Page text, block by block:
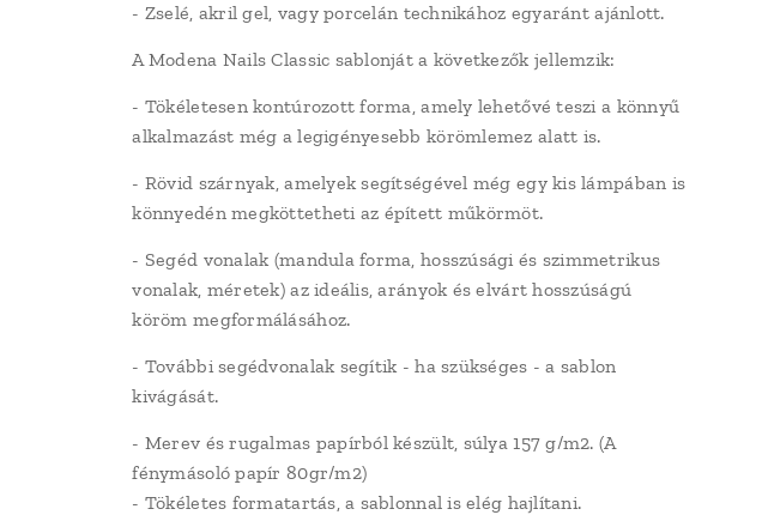
- Zselé, akril gel, vagy porcelán technikához egyaránt ajánlott.
A Modena Nails Classic sablonját a következők jellemzik:
- Tökéletesen kontúrozott forma, amely lehetővé teszi a könnyű
alkalmazást még a legigényesebb körömlemez alatt is.
- Rövid szárnyak, amelyek segítségével még egy kis lámpában is
könnyedén megköttetheti az épített műkörmöt.
- Segéd vonalak (mandula forma, hosszúsági és szimmetrikus
vonalak, méretek) az ideális, arányok és elvárt hosszúságú
köröm megformálásához.
- További segédvonalak segítik - ha szükséges - a sablon
kivágását.
- Merev és rugalmas papírból készült, súlya 157 g/m2. (A
fénymásoló papír 80gr/m2)
- Tökéletes formatartás, a sablonnal is elég hajlítani.